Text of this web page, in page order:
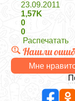
23.09.2011
1,57K
0
0
Распечатать
Нашли
Мне